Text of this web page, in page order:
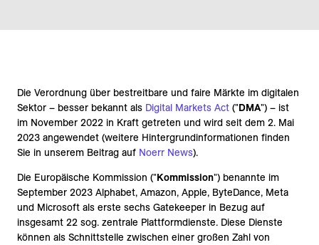
Die Verordnung über bestreitbare und faire Märkte im digitalen
Sektor – besser bekannt als Digital Markets Act ("DMA") – ist
im November 2022 in Kraft getreten und wird seit dem 2. Mai
2023 angewendet (weitere Hintergrundinformationen finden
Sie in unserem Beitrag auf Noerr News).
Die Europäische Kommission ("Kommission") benannte im
September 2023 Alphabet, Amazon, Apple, ByteDance, Meta
und Microsoft als erste sechs Gatekeeper in Bezug auf
insgesamt 22 sog. zentrale Plattformdienste. Diese Dienste
können als Schnittstelle zwischen einer großen Zahl von